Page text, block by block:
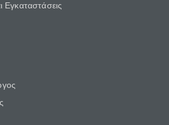
Εγκαταστάσεις